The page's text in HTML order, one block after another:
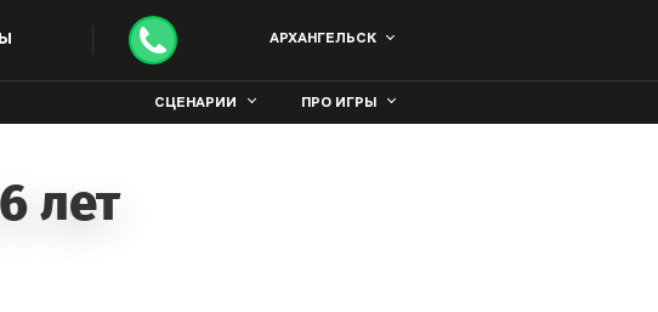
АРХАНГЕЛЬСК
СЦЕНАРИИ ПРО ИГРЫ
лет